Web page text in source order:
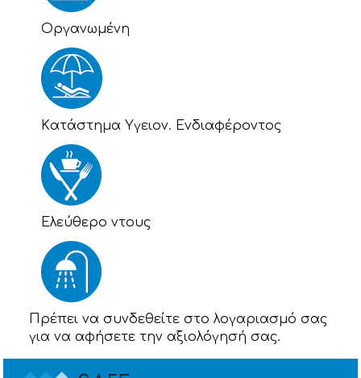
Οργανωμένη
Kατάστημα Υγειον. Ενδιαφέροντος
Eλεύθερο ντους
Πρέπει να συνδεθείτε στο λογαριασμό σας
για να αφήσετε την αξιολόγησή σας.